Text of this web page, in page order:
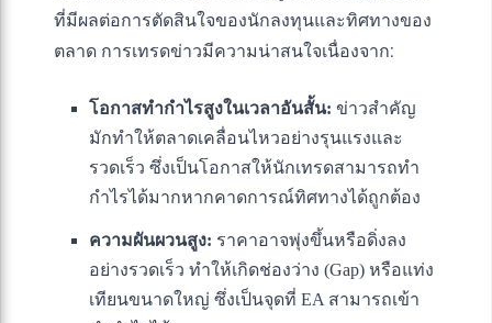
ที่มีผลต่อการตัดสินใจของนักลงทุนและทิศทางของ
ตลาด การเทรดข่าวมีความน่าสนใจเนื่องจาก:
โอกาสทำกำไรสูงในเวลาอันสั้น: ข่าวสำคัญ
มักทำให้ตลาดเคลื่อนไหวอย่างรุนแรงและ
รวดเร็ว ซึ่งเป็นโอกาสให้นักเทรดสามารถทำ
กำไรได้มากหากคาดการณ์ทิศทางได้ถูกต้อง
ความผันผวนสูง: ราคาอาจพุ่งขึ้นหรือดิ่งลง
อย่างรวดเร็ว ทำให้เกิดช่องว่าง (Gap) หรือแท่ง
เทียนขนาดใหญ่ ซึ่งเป็นจุดที่ EA สามารถเข้า